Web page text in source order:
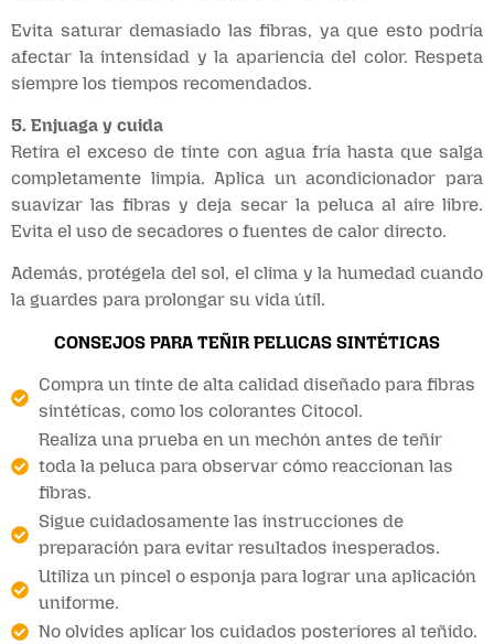
Evita saturar demasiado las fibras, ya que esto podría
afectar la intensidad y la apariencia del color. Respeta
siempre los tiempos recomendados.
5. Enjuaga y cuida
Retira el exceso de tinte con agua fría hasta que salga
completamente limpia. Aplica un acondicionador para
suavizar las fibras y deja secar la peluca al aire libre.
Evita el uso de secadores o fuentes de calor directo.
Además, protégela del sol, el clima y la humedad cuando
la guardes para prolongar su vida útil.
CONSEJOS PARA TEÑIR PELUCAS SINTÉTICAS
Compra un tinte de alta calidad diseñado para fibras
sintéticas, como los colorantes Citocol.
Realiza una prueba en un mechón antes de teñir
toda la peluca para observar cómo reaccionan las
fibras.
Sigue cuidadosamente las instrucciones de
preparación para evitar resultados inesperados.
Utiliza un pincel o esponja para lograr una aplicación
uniforme.
No olvides aplicar los cuidados posteriores al teñido.